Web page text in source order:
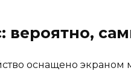
вероятно,
оснащено